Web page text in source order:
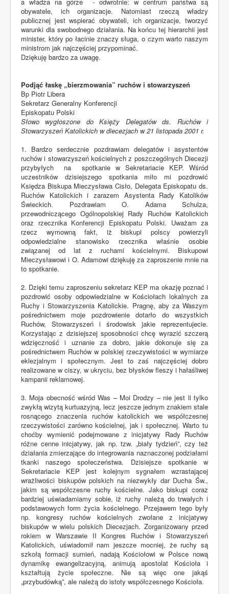
obywatele, ich organizacje. Natomiast rzeczą władzy
publicznej jest wspierać obywateli, ich organizacje, tworzyć
warunki dla swobodnego działania. Na końcu tej hierarchii jest
minister, który po łacinie znaczy sługa, o czym warto naszym
ministrom jak najczęściej przypominać.
Dziękuję bardzo za uwagę.
Podjąć łaskę „bierzmowania” ruchów i stowarzyszeń
Bp Piotr Libera
Sekretarz Generalny Konferencji
Episkopatu Polski
Słowo wygłoszone do Księży Delegatów ds. Ruchów i
Stowarzyszeń Katolickich w diecezjach w 21 listopada 2001 r.
1. Bardzo serdecznie pozdrawiam delegatów i asystentów
ruchów i stowarzyszeń kościelnych z poszczególnych Diecezji
przybyłych na spotkanie w Sekretariacie KEP. Wśród
uczestników dzisiejszego spotkania miło mi pozdrowić
Księdza Biskupa Mieczysława Cisło, Delegata Episkopatu ds.
Ruchów Katolickich i zarazem Asystenta Rady Katolików
Świeckich. Pozdrawiam O. Adama Schulza,
przewodniczącego Ogólnopolskiej Rady Ruchów Katolickich
oraz rzecznika Konferencji Episkopatu Polski. Uważam za
rzecz wymowną fakt, iż biskupi polscy powierzyli
odpowiedzialne stanowisko rzecznika właśnie osobie
związanej od lat z ruchami kościelnymi. Biskupowi
Mieczysławowi i O. Adamowi dziękuję za zaproszenie mnie na
to spotkanie.
2. Dzięki temu zaproszeniu sekretarz KEP ma okazję poznać i
pozdrowić osoby odpowiedzialne w Kościołach lokalnych za
Ruchy i Stowarzyszenia Katolickie. Pragnę, aby za Waszym
pośrednictwem moje pozdrowienie dotarło do wszystkich
Ruchów, Stowarzyszeń i środowisk jakie reprezentujecie.
Korzystając z dzisiejszej sposobności chcę wyrazić szczerą
wdzięczność i uznanie za dobro, jakie dokonuje się za
pośrednictwem Ruchów w polskiej rzeczywistości w wymiarze
eklezjalnym i społecznym. Jest to zaś najczęściej dobro
realizowane w ciszy, w ukryciu, bez błysków fleszy i hałaśliwej
kampanii reklamowej.
3. Moja obecność wśród Was – Moi Drodzy – nie jest li tylko
zwykłą wizytą kurtuazyjną, lecz jeszcze jednym znakiem stale
rosnącego znaczenia ruchów katolickich we współczesnej
rzeczywistości zarówno kościelnej, jak i społecznej. Warto tu
choćby wymienić podejmowane z inicjatywy Rady Ruchów
różne cenne inicjatywy, jak np. tzw. „biały tydzień”, czy też
działania zmierzające do integrowania naznaczonej podziałami
tkanki naszego społeczeństwa. Dzisiejsze spotkanie w
Sekretariacie KEP jest kolejnym sygnałem wzrastającej
wrażliwości biskupów polskich na niezwykły dar Ducha Św.,
jakim są współczesne ruchy kościelne. Jako biskupi coraz
bardziej uświadamiamy sobie, iż ruchy należą do trwałych i
podstawowych form życia kościelnego. Przejawem tego były
np. kongresy ruchów kościelnych zwołane z inicjatywy
biskupów w wielu polskich Diecezjach. Zorganizowany przed
rokiem w Warszawie II Kongres Ruchów i Stowarzyszeń
Katolickich, uświadomił nam jeszcze mocniej, że ruchy są
szkołą formacji sumień, nadają Kościołowi w Polsce nową
dynamikę ewangelizacyjną, animują apostolat Kościoła i
kształtują życie społeczne. Nie są więc one jakąś
„przybudówką”, ale należą do istoty współczesnego Kościoła.